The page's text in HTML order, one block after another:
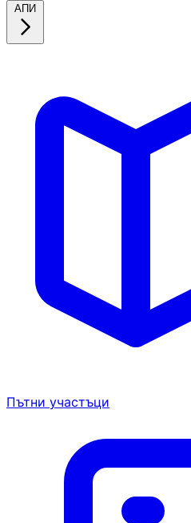
АПИ
Пътни участъци